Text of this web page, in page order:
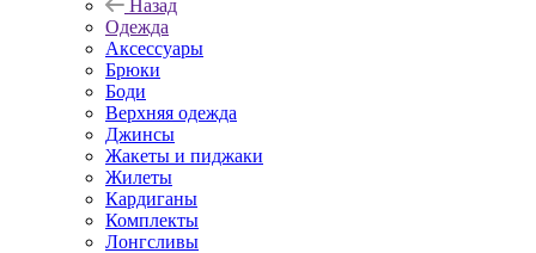
Назад
Одежда
Аксессуары
Брюки
Боди
Верхняя одежда
Джинсы
Жакеты и пиджаки
Жилеты
Кардиганы
Комплекты
Лонгсливы